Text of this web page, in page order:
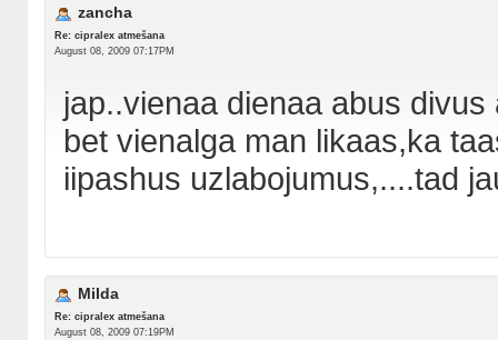
zancha
Re: cipralex atmešana
August 08, 2009 07:17PM
jap..vienaa dienaa abus divus
bet vienalga man likaas,ka
iipashus uzlabojumus,....tad
Milda
Re: cipralex atmešana
August 08, 2009 07:19PM